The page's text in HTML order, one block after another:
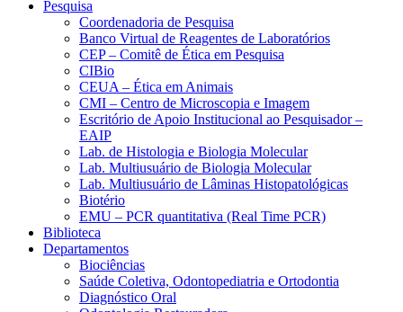
Pesquisa
Coordenadoria de Pesquisa
Banco Virtual de Reagentes de Laboratórios
CEP – Comitê de Ética em Pesquisa
CIBio
CEUA – Ética em Animais
CMI – Centro de Microscopia e Imagem
Escritório de Apoio Institucional ao Pesquisador –
EAIP
Lab. de Histologia e Biologia Molecular
Lab. Multiusuário de Biologia Molecular
Lab. Multiusuário de Lâminas Histopatológicas
Biotério
EMU – PCR quantitativa (Real Time PCR)
Biblioteca
Departamentos
Biociências
Saúde Coletiva, Odontopediatria e Ortodontia
Diagnóstico Oral